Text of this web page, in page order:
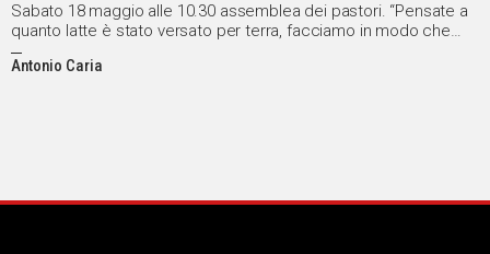
Sabato 18 maggio alle 10.30 assemblea dei pastori. “Pensate a
quanto latte è stato versato per terra, facciamo in modo che
non sia stato invano”
Antonio Caria